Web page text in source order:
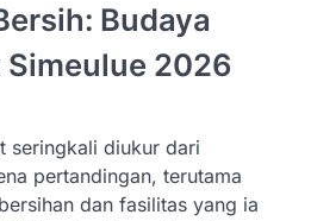
Budaya
2026
seringkali diukur dari
pertandingan, terutama
dan fasilitas yang ia